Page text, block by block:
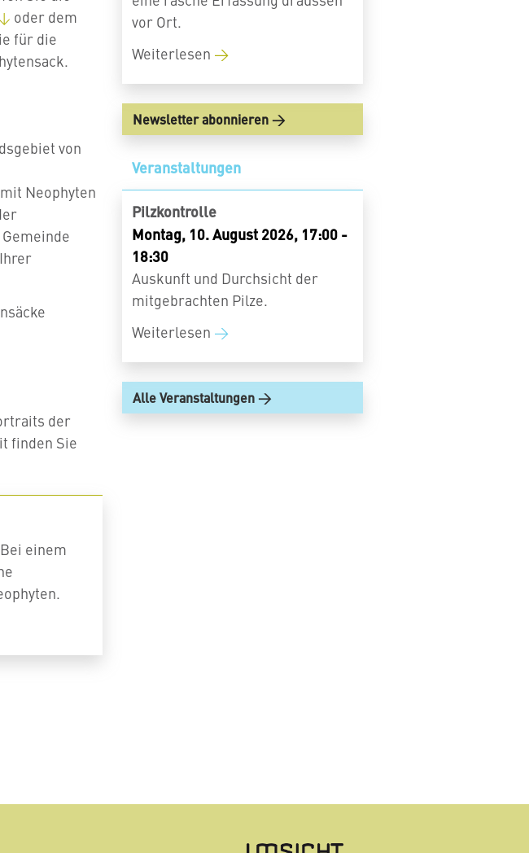
oder dem
für die
von
Neophyten
der
finden Sie
einem
vor Ort.
Weiterlesen
Newsletter abonnieren
Veranstaltungen
Pilzkontrolle
Montag, 10. August 2026, 17:00 -
18:30
Auskunft und Durchsicht der
mitgebrachten Pilze.
Weiterlesen
Alle Veranstaltungen